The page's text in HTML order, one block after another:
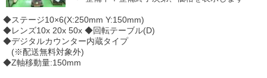
◆ステージ10×6(X:250mm Y:150mm)
◆レンズ10x 20x 50x ◆回転テーブル(D)
◆デジタルカウンター内蔵タイプ
(※配送無料対象外)
◆Z軸移動量:150mm